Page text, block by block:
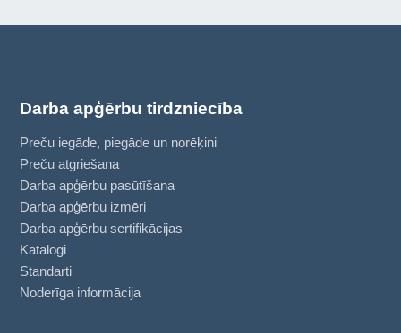
Darba apģērbu tirdzniecība
Preču iegāde, piegāde un norēķini
Preču atgriešana
Darba apģērbu pasūtīšana
Darba apģērbu izmēri
Darba apģērbu sertifikācijas
Katalogi
Standarti
Noderīga informācija